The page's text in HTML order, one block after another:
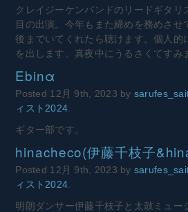
クレイジーケンバンドのリードギタリ
目の出演。今年もまた締めを務めさせ
後までいてくれたら聴けます。個人的
を出します。真夜中にうるさくてすみ
Ebinα
Posted 12月 9th, 2023 by
ィスト2024.
ギター部です。
hinacheco(伊藤千枝子
Posted 12月 9th, 2023 by
ィスト2024.
明朗ダンサー伊藤千枝子と太鼓ミュー